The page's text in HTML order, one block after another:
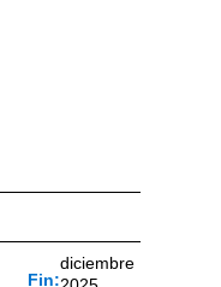
Fin:
diciembre